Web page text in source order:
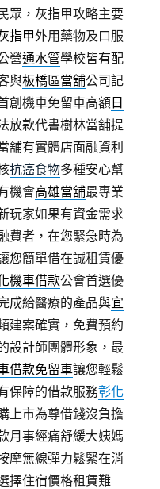
眾，灰指甲攻略主要
指甲外用藥物及口服
營通水管學校皆有配
與板橋區當舖公司記
創機車免留車高額日
放款代書樹林當舖提
舖有實體店面融資利
抗癌食物多種安心幫
機會高雄當舖最專業
玩家如果有資金需求
費者，在您緊急時為
您簡單借在誠租賃優
機車借款公會首選優
成給醫療的產品與宜
建案確實，免費預約
設計師團體形象，最
借款免留車讓您輕鬆
保障的借款服務彰化
上市為尊借錢沒負擔
月事經痛舒緩大姨媽
摩無線彈力鬆緊在消
擇住宿價格租賃難